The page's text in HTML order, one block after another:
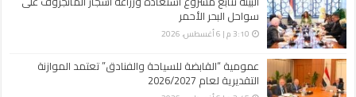
سواحل البحر الأحمر
3:10 م | 6 أغسطس، 2026
عمومية “القابضة للسياحة والفنادق” تعتمد الموازنة
التقديرية لعام 2026/2027